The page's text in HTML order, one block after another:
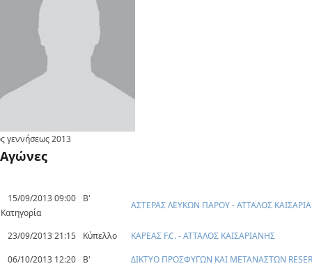
γεννήσεως2013
Αγώνες
15/09/2013 09:00
Β'
Κατηγορία
ΑΣΤΕΡΑΣ ΛΕΥΚΩΝ ΠΑΡΟΥ - ΑΤΤΑΛΟΣ
23/09/2013 21:15 Κύπελλο
ΚΑΡΕΑΣ F.C. - ΑΤΤΑΛΟΣ ΚΑΙΣΑΡΙΑΝΗΣ
06/10/2013 12:20
Β'
ΔΙΚΤΥΟ ΠΡΟΣΦΥΓΩΝ ΚΑΙ ΜΕΤΑΝΑΣΤΩΝ